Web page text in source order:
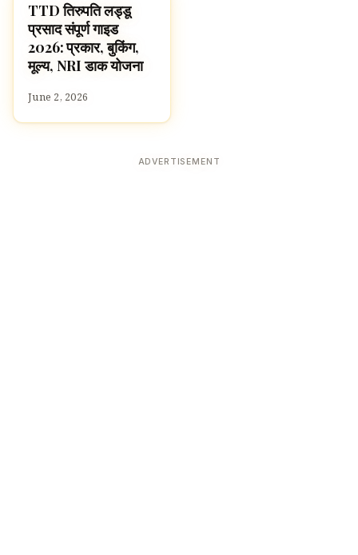
HINDU GODS
TTD तिरुपति लड्डू
प्रसाद संपूर्ण गाइड
2026: प्रकार, बुकिंग,
मूल्य, NRI डाक योजना
June 2, 2026
ADVERTISEMENT